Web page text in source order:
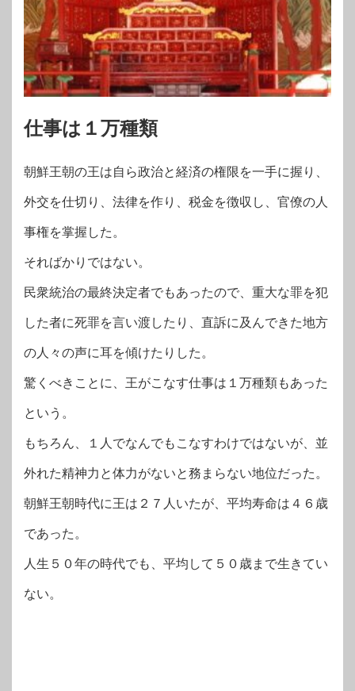
仕事は１万種類
朝鮮王朝の王は自ら政治と経済の権限を一手に握り、
外交を仕切り、法律を作り、税金を徴収し、官僚の人
事権を掌握した。
そればかりではない。
民衆統治の最終決定者でもあったので、重大な罪を犯
した者に死罪を言い渡したり、直訴に及んできた地方
の人々の声に耳を傾けたりした。
驚くべきことに、王がこなす仕事は１万種類もあった
という。
もちろん、１人でなんでもこなすわけではないが、並
外れた精神力と体力がないと務まらない地位だった。
朝鮮王朝時代に王は２７人いたが、平均寿命は４６歳
であった。
人生５０年の時代でも、平均して５０歳まで生きてい
ない。